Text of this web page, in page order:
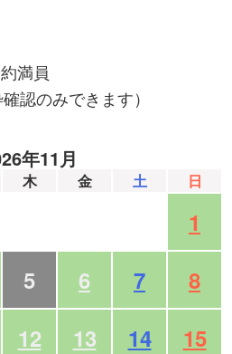
満員
認のみできます）
年11月
木 金 土 日
1
5 6 7
8
12 13 14
15